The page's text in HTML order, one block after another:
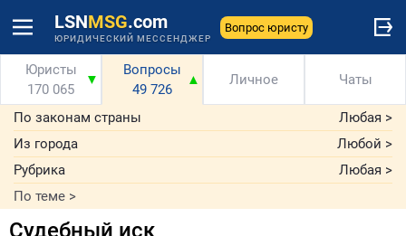
LSNMSG.com
ЮРИДИЧЕСКИЙ МЕССЕНДЖЕР
Вопрос юристу
Юристы
170 065
▼
Вопросы
49 726
▲ Личное Чаты
По законам страны Любая >
Из города
Любой >
Рубрика
Любая >
По теме >
Судебный иск